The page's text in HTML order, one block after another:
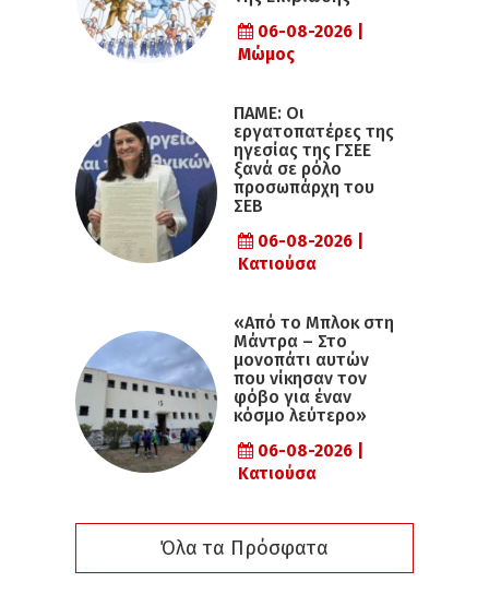
06-08-2026 |
Μώμος
ΠΑΜΕ: Οι
εργατοπατέρες της
ηγεσίας της ΓΣΕΕ
ξανά σε ρόλο
προσωπάρχη του
ΣΕΒ
06-08-2026 |
Κατιούσα
«Από το Μπλοκ στη
Μάντρα – Στο
μονοπάτι αυτών
που νίκησαν τον
φόβο για έναν
κόσμο λεύτερο»
06-08-2026 |
Κατιούσα
Όλα τα Πρόσφατα